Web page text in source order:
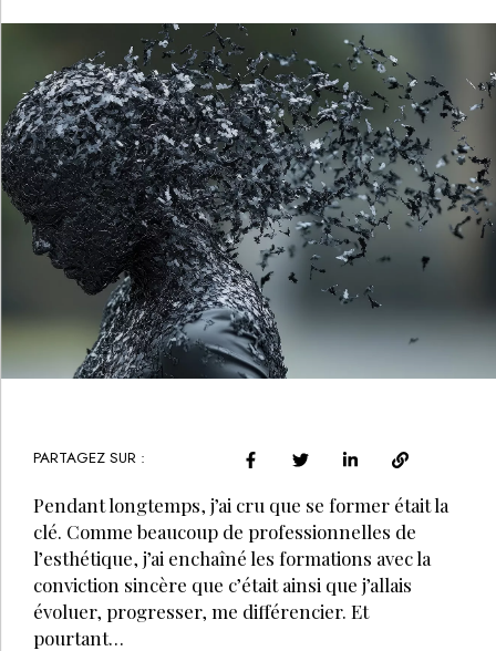
PARTAGEZ SUR :
Pendant longtemps, j’ai cru que se former était la
clé. Comme beaucoup de professionnelles de
l’esthétique, j’ai enchaîné les formations avec la
conviction sincère que c’était ainsi que j’allais
évoluer, progresser, me différencier. Et
pourtant…